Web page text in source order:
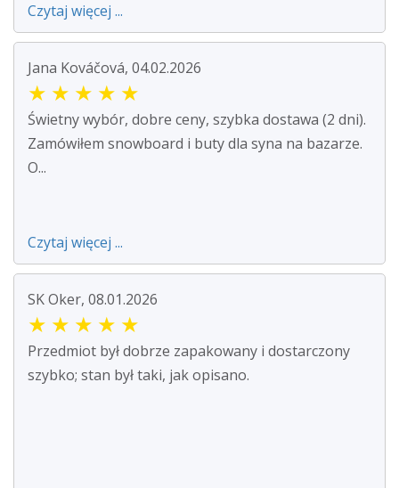
Czytaj więcej ...
Jana Kováčová, 04.02.2026
★ ★ ★ ★ ★
Świetny wybór, dobre ceny, szybka dostawa (2 dni).
Zamówiłem snowboard i buty dla syna na bazarze.
O...
Czytaj więcej ...
SK Oker, 08.01.2026
★ ★ ★ ★ ★
Przedmiot był dobrze zapakowany i dostarczony
szybko; stan był taki, jak opisano.